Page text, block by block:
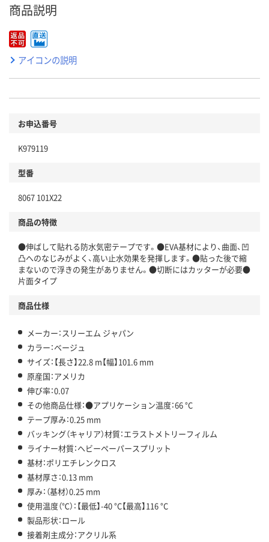
商品説明
アイコンの説明
お申込番号
K979119
型番
8067 101X22
商品の特徴
●伸ばして貼れる防水気密テープです。●EVA基材により、曲面、凹
凸へのなじみがよく、高い止水効果を発揮します。●貼った後で縮
まないので浮きの発生がありません。●切断にはカッターが必要●
片面タイプ
商品仕様
メーカー：スリーエム ジャパン
カラー：ベージュ
サイズ：【長さ】22.8 m【幅】101.6 mm
原産国：アメリカ
伸び率：0.07
その他商品仕様：●アプリケーション温度：66 °C
テープ厚み：0.25 mm
バッキング（キャリア）材質：エラストメトリーフィルム
ライナー材質：ヘビーペーパースプリット
基材：ポリエチレンクロス
基材厚さ：0.13 mm
厚み：（基材）0.25 mm
使用温度（℃）：【最低】-40 °C【最高】116 °C
製品形状：ロール
接着剤主成分：アクリル系